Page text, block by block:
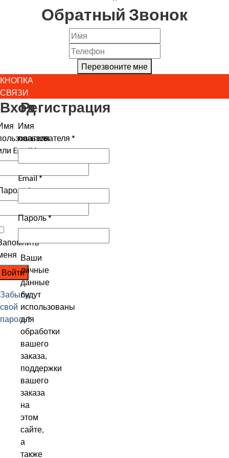
Обратный Звонок
Перезвоните мне
КНОПКА
СВЯЗИ
Вход
Email*
*
Войти
Забыли
свой
пароль?
Регистрация
Имя
пользователя *
Email*
Пароль*
Ваши
личные
данные
будут
использованы
для
обработки
вашего
заказа,
поддержки
вашего
заказа
на
этом
сайте,
а
также